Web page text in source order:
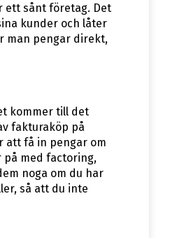
ett sånt företag. Det
kunder och låter
man pengar direkt,
kommer till det
fakturaköp på
att få in pengar om
på med factoring,
noga om du har
så att du inte